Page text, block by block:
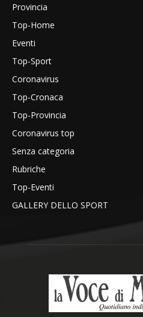
Provincia
Top-Home
Eventi
Top-Sport
Coronavirus
Top-Cronaca
Top-Provincia
Coronavirus top
Senza categoria
Rubriche
Top-Eventi
GALLERY DELLO SPORT